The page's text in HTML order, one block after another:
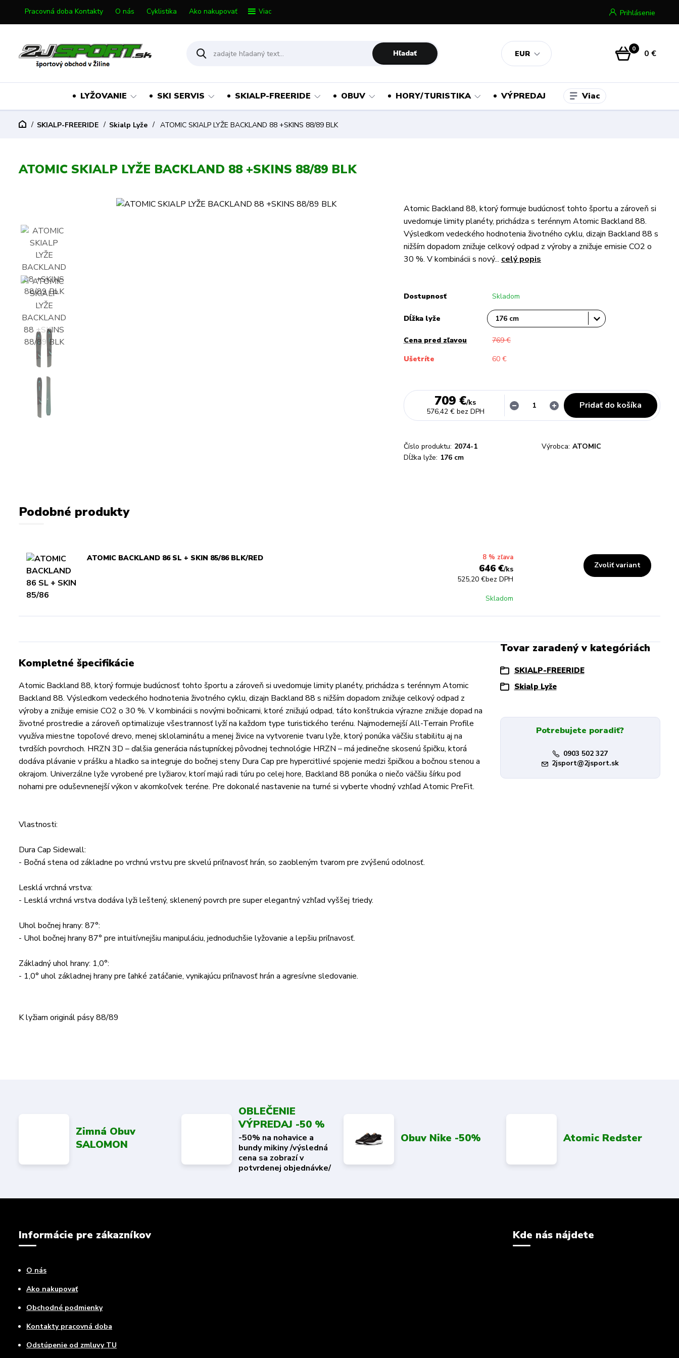
Pracovná doba Kontakty O nás Cyklistika Ako nakupovať Viac
EUR
Prihlásenie
Hľadať 0 0 €
LYŽOVANIE SKI SERVIS SKIALP-FREERIDE OBUV HORY/TURISTIKA VÝPREDAJ Viac
SKIALP-FREERIDE Skialp Lyže ATOMIC SKIALP LYŽE BACKLAND 88 +SKINS 88/89 BLK
ATOMIC SKIALP LYŽE BACKLAND 88 +SKINS 88/89 BLK
Atomic Backland 88, ktorý formuje budúcnosť tohto športu a zároveň si
uvedomuje limity planéty, prichádza s terénnym Atomic Backland 88.
Výsledkom vedeckého hodnotenia životného cyklu, dizajn Backland 88 s
nižším dopadom znižuje celkový odpad z výroby a znižuje emisie CO2 o
30 %. V kombinácii s nový... celý popis
Dostupnosť Skladom
Dĺžka lyže
Cena pred zľavou
769 €
Ušetríte
60 €
709 €/ks
576,42 € bez DPH
Pridať do košíka
Číslo produktu: 2074-1 Výrobca: ATOMIC
Dĺžka lyže: 176 cm
Podobné produkty
ATOMIC BACKLAND 86 SL + SKIN 85/86 BLK/RED 8 % zľava
646 €/ks
525,20 €bez DPH
Skladom
Zvoliť variant
Kompletné špecifikácie
Atomic Backland 88, ktorý formuje budúcnosť tohto športu a zároveň si uvedomuje limity planéty, prichádza s terénnym Atomic
Backland 88. Výsledkom vedeckého hodnotenia životného cyklu, dizajn Backland 88 s nižším dopadom znižuje celkový odpad z
výroby a znižuje emisie CO2 o 30 %. V kombinácii s novými bočnicami, ktoré znižujú odpad, táto konštrukcia výrazne znižuje dopad na
životné prostredie a zároveň optimalizuje všestrannosť lyží na každom type turistického terénu. Najmodernejší All-Terrain Profile
využíva miestne topoľové drevo, menej sklolaminátu a menej živice na vytvorenie tvaru lyže, ktorý ponúka väčšiu stabilitu aj na
tvrdších povrchoch. HRZN 3D – ďalšia generácia nástupníckej pôvodnej technológie HRZN – má jedinečne skosenú špičku, ktorá
dodáva plávanie v prášku a hladko sa integruje do bočnej steny Dura Cap pre hypercitlivé spojenie medzi špičkou a bočnou stenou a
okrajom. Univerzálne lyže vyrobené pre lyžiarov, ktorí majú radi túru po celej hore, Backland 88 ponúka o niečo väčšiu šírku pod
nohami pre oduševnenejší výkon v akomkoľvek teréne. Pre dokonalé nastavenie na turné si vyberte vhodný vzhľad Atomic PreFit.
Vlastnosti:
Dura Cap Sidewall:
- Bočná stena od základne po vrchnú vrstvu pre skvelú priľnavosť hrán, so zaobleným tvarom pre zvýšenú odolnosť.
Lesklá vrchná vrstva:
- Lesklá vrchná vrstva dodáva lyži leštený, sklenený povrch pre super elegantný vzhľad vyššej triedy.
Uhol bočnej hrany: 87°:
- Uhol bočnej hrany 87° pre intuitívnejšiu manipuláciu, jednoduchšie lyžovanie a lepšiu priľnavosť.
Základný uhol hrany: 1,0°:
- 1,0° uhol základnej hrany pre ľahké zatáčanie, vynikajúcu priľnavosť hrán a agresívne sledovanie.
K lyžiam originál pásy 88/89
Tovar zaradený v kategóriách
SKIALP-FREERIDE
Skialp Lyže
Potrebujete poradiť?
0903 502 327
2jsport@2jsport.sk
Zimná Obuv
SALOMON
OBLEČENIE
VÝPREDAJ -50 %
-50% na nohavice a
bundy mikiny /výsledná
cena sa zobrazí v
potvrdenej objednávke/
Obuv Nike -50% Atomic Redster
Informácie pre zákazníkov
O nás
Ako nakupovať
Obchodné podmienky
Kontakty pracovná doba
Odstúpenie od zmluvy TU
Kde nás nájdete